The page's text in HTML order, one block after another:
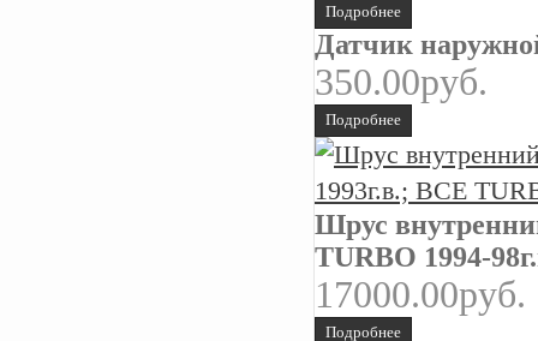
Подробнее
Датчик
350.00руб.
Подробнее
Шрус
TURBO 1994-
17000.00руб.
Подробнее